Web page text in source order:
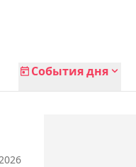
События дня